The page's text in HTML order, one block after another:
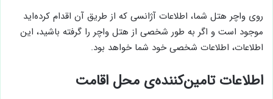
روی واچر هتل شما، اطلاعات آژانسی که از طریق آن اقدام کرده‌اید
موجود است و اگر به طور شخصی از هتل واچر را گرفته باشید، این
اطلاعات، اطلاعات شخصی خود شما خواهد بود.
اطلاعات تامین‌کننده‌ی محل اقامت